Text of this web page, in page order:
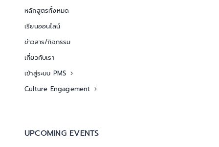
หลักสูตรทั้งหมด
เรียนออนไลน์
ข่าวสาร/กิจกรรม
เกี่ยวกับเรา
เข้าสู่ระบบ PMS
Culture Engagement
UPCOMING EVENTS